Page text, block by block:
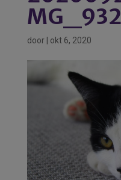
door okt 6, 2020